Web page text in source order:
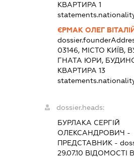
КВАРТИРА 1
ЄРМАК ОЛЕГ
03146, МІСТО КИЇВ,
ГНАТА ЮРИ,
КВАРТИРА 13
dossier.heads:
БУРЛАКА СЕРГІЙ
ОЛЕКСАНДРОВИЧ -
ПРЕДСТАВНИК -
29.07.10 ВІДОМОСТІ